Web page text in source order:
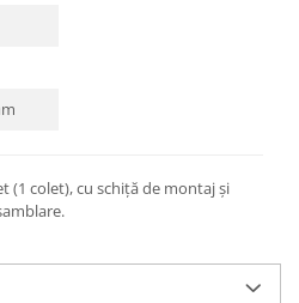
(1 colet), cu schiță de montaj și